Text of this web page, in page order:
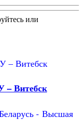
или
– Витебск
- Высшая